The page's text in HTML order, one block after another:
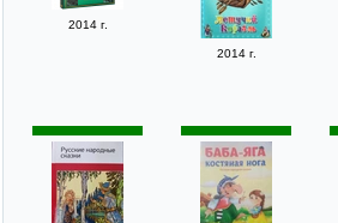
2014 г.
2014 г.